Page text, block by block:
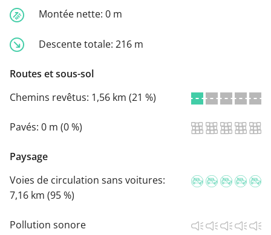
Montée nette: 0 m
Descente totale: 216 m
Routes et sous-sol
Chemins revêtus: 1,56 km (21 %)
Pavés: 0 m (0 %)
Paysage
Voies de circulation sans voitures:
7,16 km (95 %)
Pollution sonore